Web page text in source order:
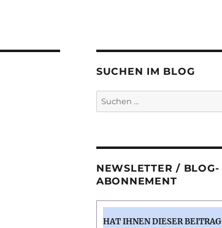
SUCHEN IM BLOG
Suchen
nach:
NEWSLETTER / BLOG-
ABONNEMENT
HAT IHNEN DIESER BEITRAG